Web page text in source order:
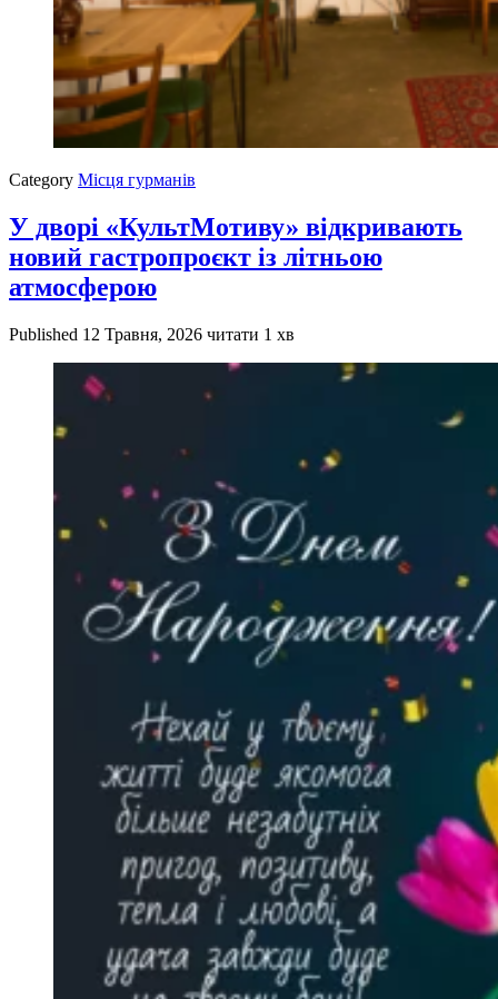
Category Місця гурманів
У дворі «КультМотиву» відкривають
новий гастропроєкт із літньою
атмосферою
Published 12 Травня, 2026 читати 1 хв